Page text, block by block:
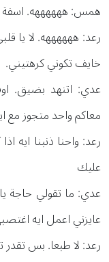
همس: ههههههه. اسفة
رعد: ههههههه. لا يا
خايف تكوني كرهتيني.
عدي: اتنهد بضيق.
معاكم واحد متجوز مع
رعد: واحنا ذنبنا ايه
عليك
عدي: ما تقولي
عايزني اعمل ايه
رعد: لا طبعا. بس تقدر